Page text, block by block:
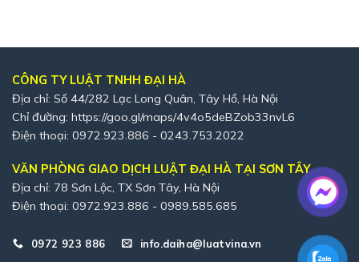
CÔNG TY LUẬT TNHH ĐẠI HÀ
Địa chỉ: Số 44/282 Lạc Long Quân, Tây Hồ, Hà Nội
Chỉ đường: https://goo.gl/maps/4v4o5deBZob33nvL6
Điện thoại: 0972.923.886 - 0243.753.2022
VĂN PHÒNG GIAO DỊCH LUẬT ĐẠI HÀ TẠI SƠN TÂY
Địa chỉ: 78 Sơn Lộc, TX Sơn Tây, Hà Nội
Điện thoại: 0972.923.886 - 0989.585.685
0972 923 886 info.daiha@luatvina.vn